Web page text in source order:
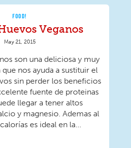
FOOD!
Veganos
May 21, 2015
son una deliciosa y muy
nos ayuda a sustituir el
sin perder los beneficios
fuente de proteinas
llegar a tener altos
y magnesio. Ademas al
es ideal en la...